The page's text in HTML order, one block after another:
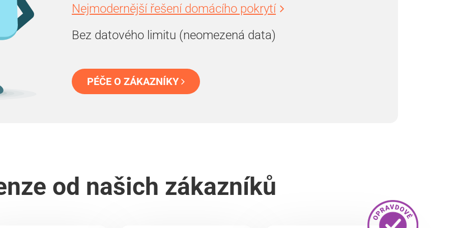
Nejmodernější řešení domácího pokrytí
Bez datového limitu (neomezená data)
PÉČE O ZÁKAZNÍKY
od našich zákazníků